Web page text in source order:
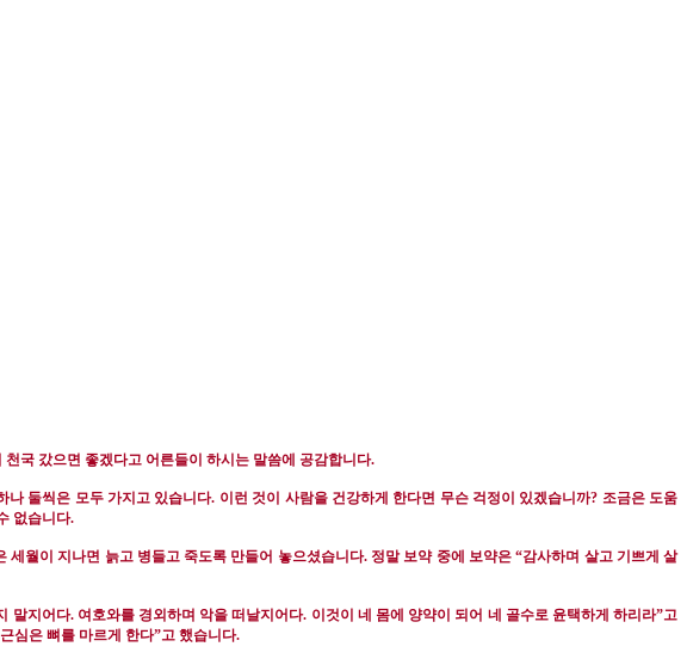
천국 갔으면 좋겠다고 어른들이 하시는 말씀에 공감합니다.
나 둘씩은 모두 가지고 있습니다. 이런 것이 사람을 건강하게 한다면 무슨 걱정이 있겠습니까? 조금은 도움
없습니다.
세월이 지나면 늙고 병들고 죽도록 만들어 놓으셨습니다. 정말 보약 중에 보약은“감사하며 살고 기쁘게 살
말지어다. 여호와를 경외하며 악을 떠날지어다. 이것이 네 몸에 양약이 되어 네 골수로 윤택하게 하리라”고
심은 뼈를 마르게 한다”고 했습니다.